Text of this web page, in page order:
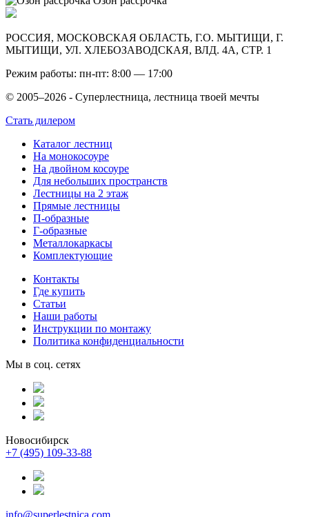
РОССИЯ, МОСКОВСКАЯ ОБЛАСТЬ, Г.О. МЫТИЩИ, Г.
МЫТИЩИ, УЛ. ХЛЕБОЗАВОДСКАЯ, ВЛД. 4А, СТР. 1
Режим работы: пн-пт: 8:00 — 17:00
© 2005–2026 - Суперлестница, лестница твоей мечты
Стать дилером
Каталог лестниц
На монокосоуре
На двойном косоуре
Для небольших пространств
Лестницы на 2 этаж
Прямые лестницы
П-образные
Г-образные
Металлокаркасы
Комплектующие
Контакты
Где купить
Статьи
Наши работы
Инструкции по монтажу
Политика конфиденциальности
Мы в соц. сетях
Новосибирск
+7 (495) 109-33-88
info@superlestnica.com